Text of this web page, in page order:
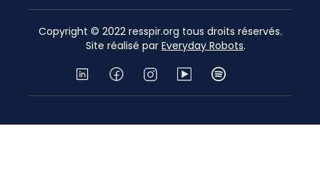
Copyright © 2022 resspir.org tous droits réservés.
Site réalisé par Everyday Robots.